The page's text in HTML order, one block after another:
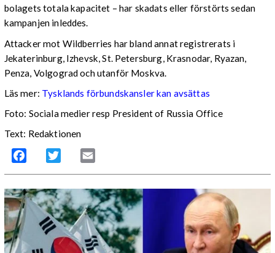
bolagets totala kapacitet – har skadats eller förstörts sedan
kampanjen inleddes.
Attacker mot Wildberries har bland annat registrerats i
Jekaterinburg, Izhevsk, St. Petersburg, Krasnodar, Ryazan,
Penza, Volgograd och utanför Moskva.
Läs mer: Tysklands förbundskansler kan avsättas
Foto: Sociala medier resp President of Russia Office
Text: Redaktionen
Facebook Twitter